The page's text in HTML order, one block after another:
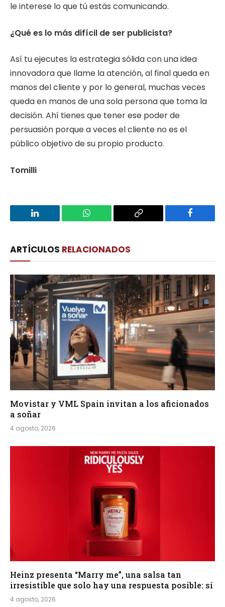
le interese lo que tú estás comunicando.
¿Qué es lo más difícil de ser publicista?
Así tu ejecutes la estrategia sólida con una idea
innovadora que llame la atención, al final queda en
manos del cliente y por lo general, muchas veces
queda en manos de una sola persona que toma la
decisión. Ahí tienes que tener ese poder de
persuasión porque a veces el cliente no es el
público objetivo de su propio producto.
Tomilli
LinkedIn WhatsApp
Copy
Facebook
ARTÍCULOS RELACIONADOS
Movistar y VML Spain invitan a los aficionados
a soñar
4 agosto, 2026
Heinz presenta “Marry me”, una salsa tan
irresistible que solo hay una respuesta posible: sí
4 agosto, 2026